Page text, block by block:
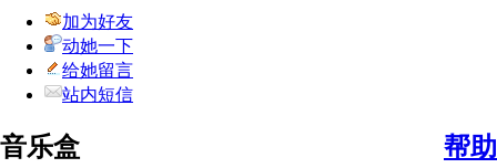
加为好友
动她一下
给她留言
站内短信
帮助
音乐盒